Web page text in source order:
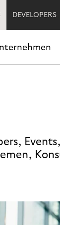
DEVELOPERS